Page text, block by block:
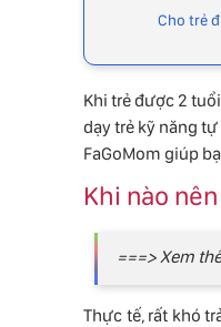
Cho trẻ
Khi trẻ được 2
dạy trẻ kỹ năng
FaGoMom giúp
Khi nào
===> Xem
Thực tế, rất khó